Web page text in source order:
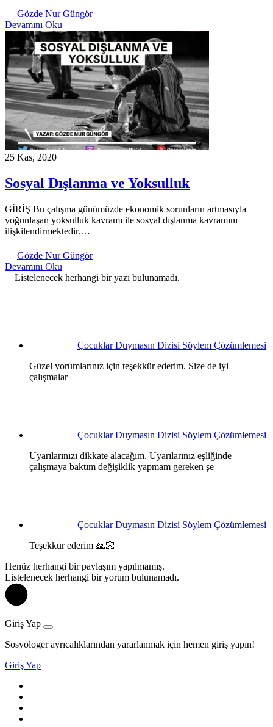
Gözde Nur Güngör
Devamını Oku
25 Kas, 2020
Sosyal Dışlanma ve Yoksulluk
GİRİŞ Bu çalışma günümüzde ekonomik sorunların artmasıyla
yoğunlaşan yoksulluk kavramı ile sosyal dışlanma kavramını
ilişkilendirmektedir.…
Gözde Nur Güngör
Devamını Oku
Listelenecek herhangi bir yazı bulunamadı.
Çocuklar Duymasın Dizisi Söylem Çözümlemesi
Güzel yorumlarınız için teşekkür ederim. Size de iyi
çalışmalar
Çocuklar Duymasın Dizisi Söylem Çözümlemesi
Uyarılarınızı dikkate alacağım. Uyarılarınız eşliğinde
çalışmaya baktım değişiklik yapmam gereken şe
Çocuklar Duymasın Dizisi Söylem Çözümlemesi
Teşekkür ederim 🙏🏻
Henüz herhangi bir paylaşım yapılmamış.
Listelenecek herhangi bir yorum bulunamadı.
Giriş Yap
Sosyologer ayrıcalıklarından yararlanmak için hemen giriş yapın!
Giriş Yap